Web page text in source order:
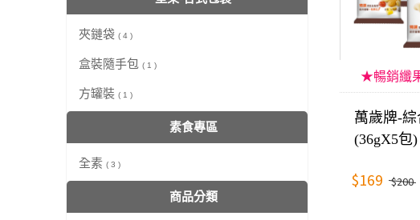
夾鏈袋 ( 4 )
盒裝隨手包 ( 1 )
方罐裝 ( 1 )
素食專區
全素 ( 3 )
商品分類
★暢銷纖
萬歲牌-
(36gX5包)
$169 $200